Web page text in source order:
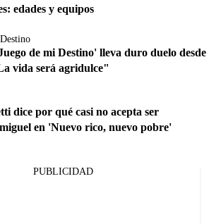
edades y equipos
de mi Destino' lleva duro duelo desde
vida será agridulce"
dice por qué casi no acepta ser
en 'Nuevo rico, nuevo pobre'
PUBLICIDAD